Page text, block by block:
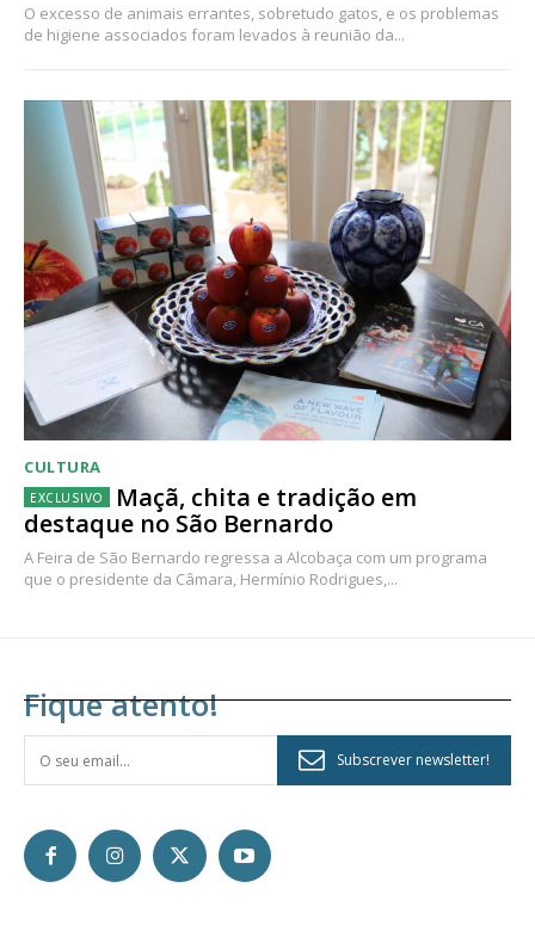
O excesso de animais errantes, sobretudo gatos, e os problemas
de higiene associados foram levados à reunião da...
CULTURA
Maçã, chita e tradição em
destaque no São Bernardo
A Feira de São Bernardo regressa a Alcobaça com um programa
que o presidente da Câmara, Hermínio Rodrigues,...
Fique atento!
Subscrever newsletter!